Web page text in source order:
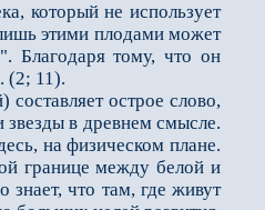
который не использует
этими плодами может
Благодаря тому, что он
(2; 11).
острое слово,
в древнем смысле.
на физическом плане.
границе между белой и
знает, что там, где живут